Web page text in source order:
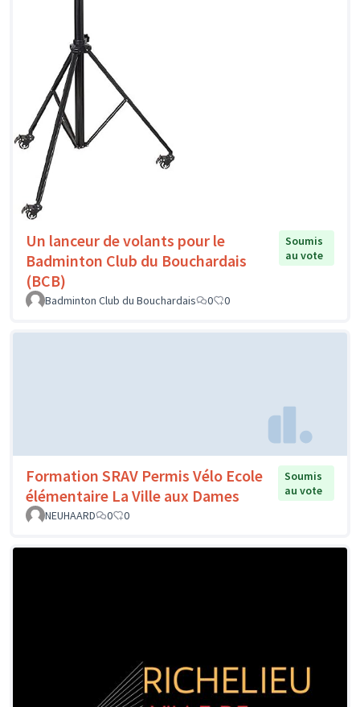
Un lanceur de volants pour le
Badminton Club du Bouchardais
(BCB)
Soumis
au vote
Badminton Club du Bouchardais 0 0
Formation SRAV Permis Vélo Ecole
élémentaire La Ville aux Dames
Soumis
au vote
NEUHAARD
0 0